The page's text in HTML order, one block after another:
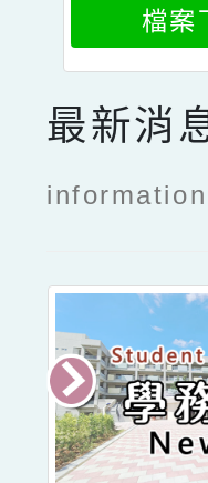
檔案
最新消
information